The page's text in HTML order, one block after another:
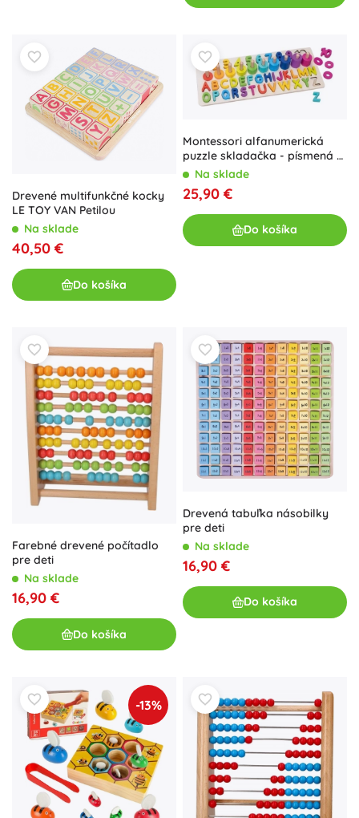
Drevené multifunkčné kocky
LE TOY VAN Petilou
Na sklade
40,50 €
Do košíka
Montessori alfanumerická
puzzle skladačka - písmená a
číslice
Na sklade
25,90 €
Do košíka
Farebné drevené počítadlo
pre deti
Na sklade
16,90 €
Do košíka
Drevená tabuľka násobilky
pre deti
Na sklade
16,90 €
Do košíka
-13%